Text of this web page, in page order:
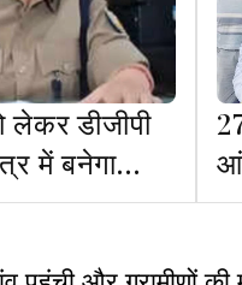
डीजीपी
में बनेगा